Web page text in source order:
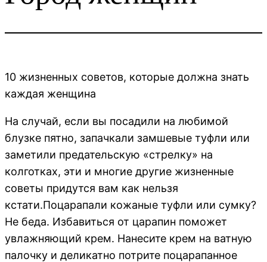
10 жизненных советов, которые должна знать
каждая женщина
На случай, если вы посадили на любимой
блузке пятно, запачкали замшевые туфли или
заметили предательскую «стрелку» на
колготках, эти и многие другие жизненные
советы придутся вам как нельзя
кстати.Поцарапали кожаные туфли или сумку?
Не беда. Избавиться от царапин поможет
увлажняющий крем. Нанесите крем на ватную
палочку и деликатно потрите поцарапанное